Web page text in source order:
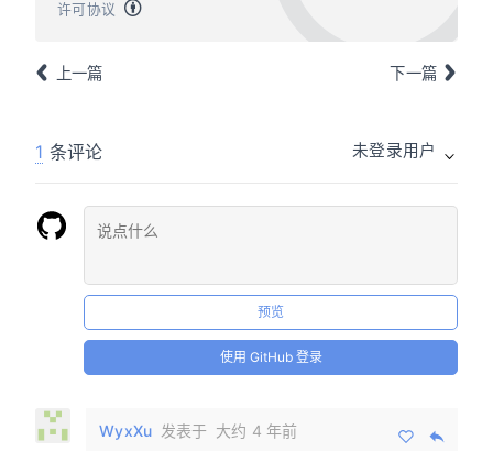
许可协议
上一篇 下一篇
1 条评论 未登录用户
预览
使用 GitHub 登录
WyxXu 发表于 大约 4 年前